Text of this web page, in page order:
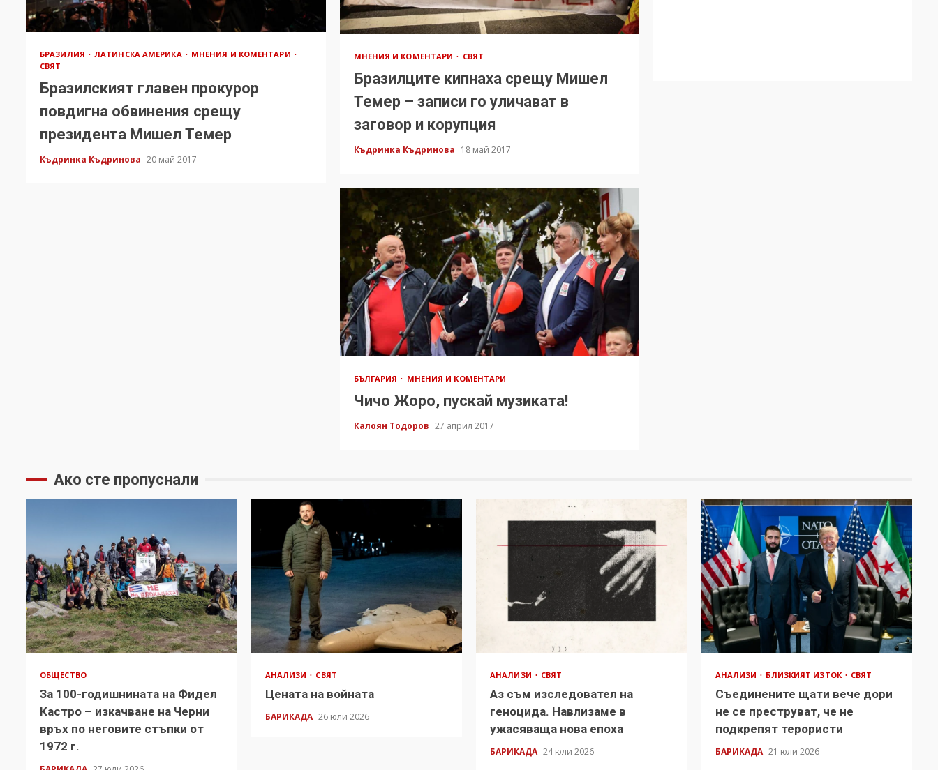
БРАЗИЛИЯ ЛАТИНСКА АМЕРИКА
МНЕНИЯ И КОМЕНТАРИ
СВЯТ
Бразилският главен прокурор
повдигна обвинения срещу
президента Мишел Темер
Къдринка Къдринова 20 май 2017
МНЕНИЯ И КОМЕНТАРИ СВЯТ
Бразилците кипнаха срещу Мишел
Темер – записи го уличават в
заговор и корупция
Къдринка Къдринова 18 май 2017
БЪЛГАРИЯ МНЕНИЯ И КОМЕНТАРИ
Чичо Жоро, пускай музиката!
Калоян Тодоров 27 април 2017
Ако сте пропуснали
ОБЩЕСТВО
За 100-годишнината на Фидел
Кастро – изкачване на Черни
връх по неговите стъпки от
1972 г.
АНАЛИЗИ СВЯТ
Цената на войната
БАРИКАДА 26 юли 2026
АНАЛИЗИ СВЯТ
Аз съм изследовател на
геноцида. Навлизаме в
ужасяваща нова епоха
БАРИКАДА 24 юли 2026
АНАЛИЗИ БЛИЗКИЯТ ИЗТОК СВЯТ
Съединените щати вече дори
не се преструват, че не
подкрепят терористи
БАРИКАДА 21 юли 2026